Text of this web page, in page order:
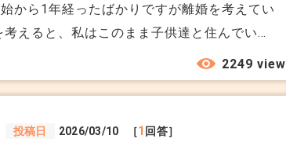
から1年経ったばかりですが離婚を考えてい
主人名義でローンも主人です。 私はまだ子
範囲の収入しかありません。 子供が落ち
2249 view
投稿日 2026/03/10 ［1 回答］